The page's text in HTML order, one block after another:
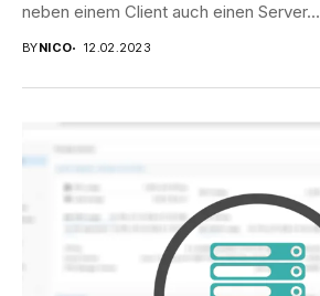
neben einem Client auch einen Server...
BYNICO 12.02.2023